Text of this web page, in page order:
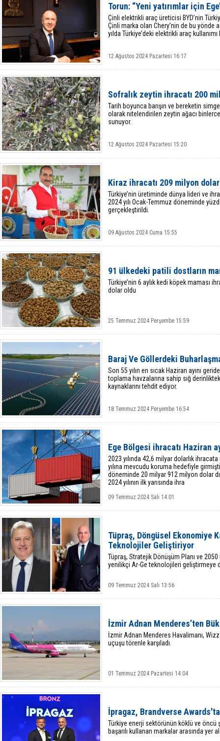
Torun: “Yeni yatırımlar için
Çinli elektrikli araç üreticisi BYD’nin
Çinli marka olan Chery’nin de bu yönde
yılda Türkiye’deki elektrikli araç
12 Ağustos 2024 Pazartesi 16:17
Sofralık zeytin ihracatı 200
Tarih boyunca barışın ve bereketin
olarak nitelendirilen zeytin ağacı binlerce
sunuyor.
12 Ağustos 2024 Pazartesi 15:20
Kiraz ihracatı 209 milyon
Türkiye’nin üretiminde dünya lideri ve
2024 yılı Ocak-Temmuz döneminde
gerçekleştirildi.
09 Ağustos 2024 Cuma 15:55
91 ülkedeki patili dostların
Türkiye’nin 6 aylık kedi köpek maması
dolar oldu
25 Temmuz 2024 Perşembe 15:59
Baraj Ve Göllerdeki
Son 55 yılın en sıcak Haziran ayını
toplama havzalarına sahip sığ
kaynaklarını tehdit ediyor.
18 Temmuz 2024 Perşembe 16:54
Ege Bölgesi ihracatı Haziran
2023 yılında 42,6 milyar dolarlık
yılına mevcudu koruma hedefiyle
döneminde 20 milyar 912 milyon dolar
2024 yılının ilk yarısında ihra
09 Temmuz 2024 Salı 14:01
Tüpraş, Döngüsel Ekonomiye
Teknolojiler Geliştiriyor
Tüpraş, Stratejik Dönüşüm Planı ve
yenilikçi Ar-Ge teknolojileri geliştirmeye
09 Temmuz 2024 Salı 13:56
İzmir Adnan Menderes’ten
İzmir Adnan Menderes Havalimanı,
uçuşu törenle karşıladı.
01 Temmuz 2024 Pazartesi 14:04
İpragaz, Brandverse
Türkiye enerji sektörünün köklü ve öncü
başarılı kullanan markalar arasında yer